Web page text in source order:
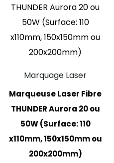
Marquage Laser
Marqueuse Laser Fibre
THUNDER Aurora 20 ou
50W (Surface: 110
x110mm, 150x150mm ou
200x200mm)